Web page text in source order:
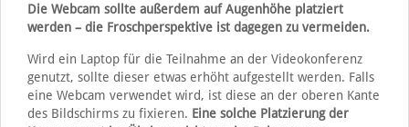
Die Webcam sollte außerdem auf Augenhöhe platziert
werden – die Froschperspektive ist dagegen zu vermeiden.
Wird ein Laptop für die Teilnahme an der Videokonferenz
genutzt, sollte dieser etwas erhöht aufgestellt werden. Falls
eine Webcam verwendet wird, ist diese an der oberen Kante
des Bildschirms zu fixieren. Eine solche Platzierung der